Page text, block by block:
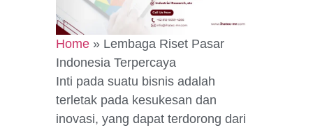
Home » Lembaga Riset Pasar
Indonesia Terpercaya
Inti pada suatu bisnis adalah
terletak pada kesukesan dan
inovasi, yang dapat terdorong dari